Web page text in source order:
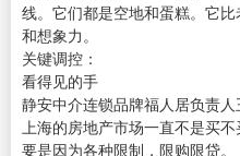
线。它们都是空地和蛋糕。它
和想象力。
关键调控：
看得见的手
静安中介连锁品牌福人居负责
上海的房地产市场一直不是买
要是因为各种限制，限购限贷。